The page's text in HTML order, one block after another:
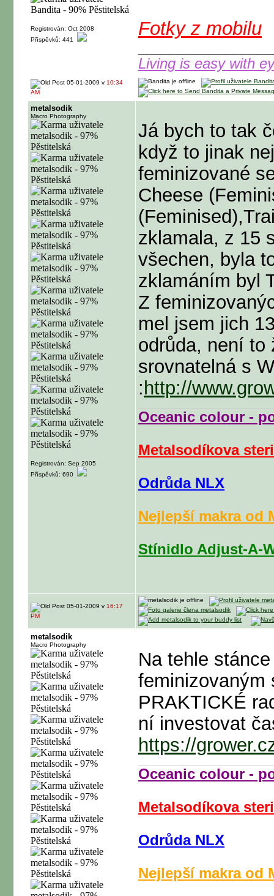
Registrován: Oct 2008
Příspěvků: 441
Fotky z mobilu
Living is easy with
05-01-2009 v 10:34
AM
metalsodik
Macro Photography
Registrován: Sep 2005
Příspěvků: 690
Já bych to tak
když to jinak
feminizované
Cheese
zklamala, z 15
všechen, byla
zklamáním byl
Z
mel jsem jich
odrůda, není to
srovnatelná s
: http://
Oceanic colour -
Metalsodíkova
Odrůda NLX
Nejlepší makra od
Stínidlo Adjust-A-
05-01-2009 v 16:17
PM
metalsodik
Macro Photography
Na tehle
feminizovaným
PRAKTICKÉ
ní investovat
https://
Oceanic colour -
Metalsodíkova
Odrůda NLX
Nejlepší makra od